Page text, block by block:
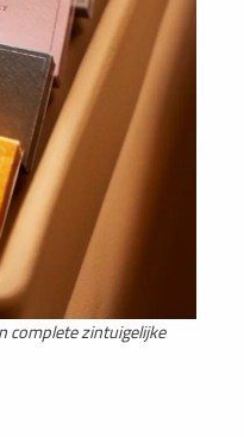
complete zintuigelijke